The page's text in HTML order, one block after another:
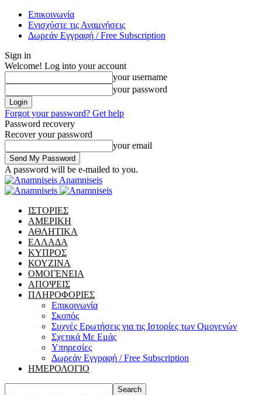
Επικοινωνία
Ενισχύστε τις Αναμνήσεις
Δωρεάν Εγγραφή / Free Subscription
Sign in
Welcome! Log into your account
your username
your password
Forgot your password? Get help
Password recovery
Recover your password
your email
A password will be e-mailed to you.
Anamniseis
ΙΣΤΟΡΙΕΣ
ΑΜΕΡΙΚΗ
ΑΘΛΗΤΙΚΑ
ΕΛΛΑΔΑ
ΚΥΠΡΟΣ
ΚΟΥΖΙΝΑ
ΟΜΟΓΕΝΕΙΑ
ΑΠΟΨΕΙΣ
ΠΛΗΡΟΦΟΡΙΕΣ
Επικοινωνία
Σκοπός
Συχνές Ερωτήσεις για τις Ιστορίες των Ομογενών
Σχετικά Με Εμάς
Υπηρεσίες
Δωρεάν Εγγραφή / Free Subscription
ΗΜΕΡΟΛΟΓΙΟ